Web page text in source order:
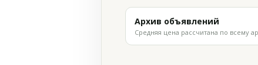
Архив объявлений
Средняя цена рассчитана по всему